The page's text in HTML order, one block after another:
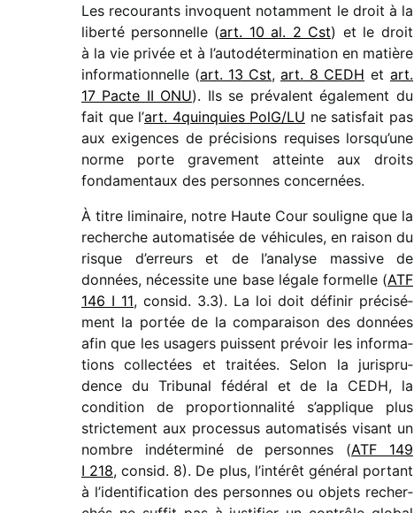
Les recou­rants invoquent notam­ment le droit à la
liberté person­nelle (art. 10 al. 2 Cst) et le droit
à la vie privée et à l’autodétermination en matière
infor­ma­tion­nelle (art. 13 Cst, art. 8 CEDH et art.
17 Pacte II ONU). Ils se prévalent égale­ment du
fait que l’art. 4quinquies PolG/​LU ne satis­fait pas
aux exigences de préci­sions requises lorsqu’une
norme porte grave­ment atteinte aux droits
fonda­men­taux des personnes concernées.
À titre limi­naire, notre Haute Cour souligne que la
recherche auto­ma­ti­sée de véhi­cules, en raison du
risque d’erreurs et de l’analyse massive de
données, néces­site une base légale formelle (ATF
146 I 11, consid. 3.3). La loi doit défi­nir préci­sé­
ment la portée de la compa­rai­son des données
afin que les usagers puissent prévoir les infor­ma­
tions collec­tées et trai­tées. Selon la juris­pru­
dence du Tribunal fédé­ral et de la CEDH, la
condi­tion de propor­tion­na­lité s’applique plus
stric­te­ment aux proces­sus auto­ma­ti­sés visant un
nombre indé­ter­miné de personnes (ATF 149
I 218, consid. 8). De plus, l’intérêt géné­ral portant
à l’identification des personnes ou objets recher­